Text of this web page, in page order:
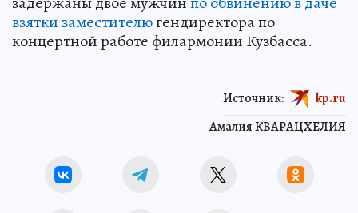
взятки заместителюгендиректора по
концертной работе филармонии Кузбасса.
Амалия КВАРАЦХЕЛИЯ
Источник: kp.ru